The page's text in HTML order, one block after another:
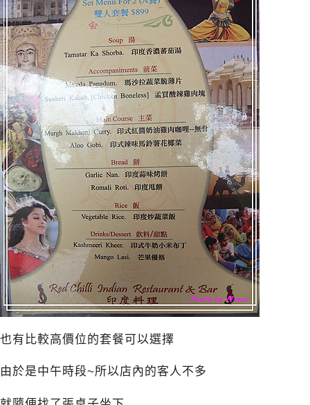
也有比較高價位的套餐可以選擇
由於是中午時段~所以店內的客人不多